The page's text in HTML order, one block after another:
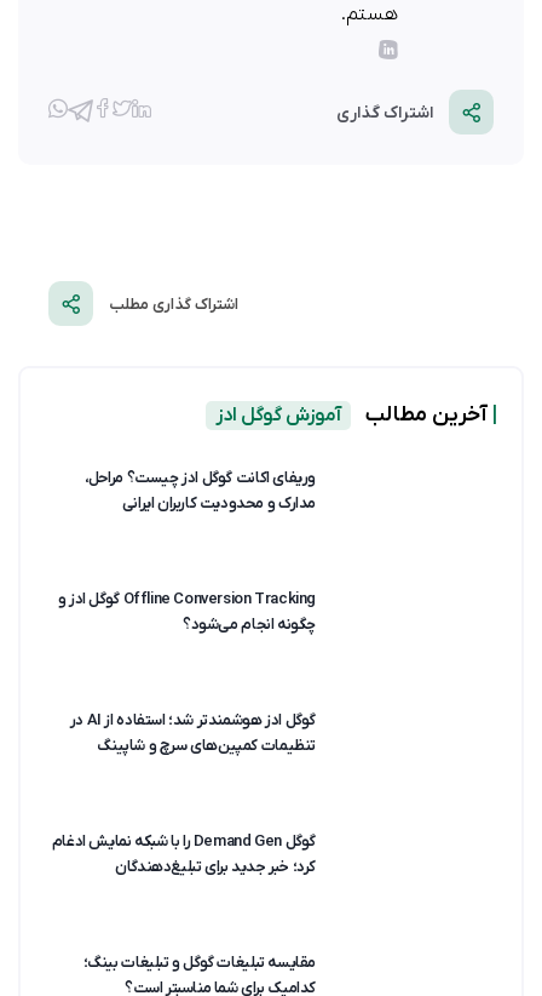
هستم.
اشتراک گذاری
اشتراک گذاری مطلب
| آخرین مطالب آموزش گوگل ادز
وریفای اکانت گوگل ادز چیست؟ مراحل،
مدارک و محدودیت کاربران ایرانی
Offline Conversion Tracking گوگل ادز و
چگونه انجام می‌شود؟
گوگل ادز هوشمندتر شد؛ استفاده از AI در
تنظیمات کمپین‌های سرچ و شاپینگ
گوگل Demand Gen را با شبکه نمایش ادغام
کرد؛ خبر جدید برای تبلیغ‌دهندگان
مقایسه تبلیغات گوگل و تبلیغات بینگ؛
کدامیک برای شما مناسبتر است؟